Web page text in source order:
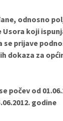
odnosno
Usora koji
se prijave
dokaza za
počev od
godine